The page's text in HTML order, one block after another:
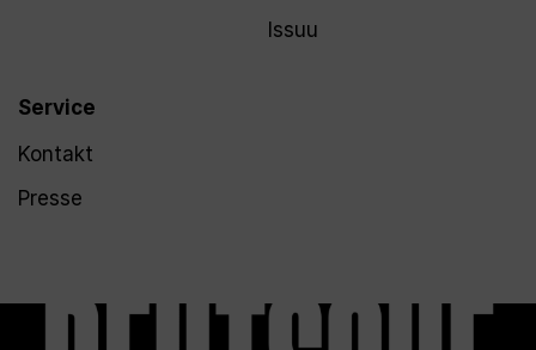
Service
Kontakt
Presse
Issuu